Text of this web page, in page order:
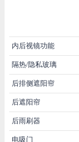
内后视镜功能
隔热/隐私玻璃
后排侧遮阳帘
后遮阳帘
后雨刷器
电吸门